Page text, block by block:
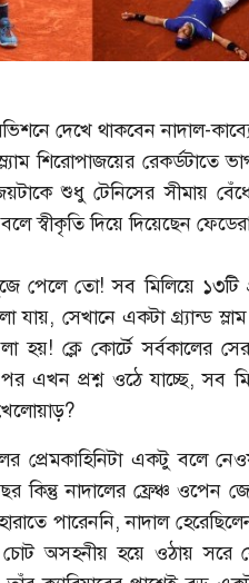
দেখে থাকবেন নাদাল-
শিরোপাজয়ের রেকর্ডটাতে
শুধু টেনিসের সীমায়
স্বীকৃতি দিয়ে দিয়েছেন
পেলে তো! সব মিলিয়ে ১৩টি
সেখানে একটা গ্র্যান্ড স্লাম
ক্লে কোর্টে সর্বকালের
এখন প্রশ্ন ওঠে যাচ্ছে, সব
প্রেমকাহিনিটা একটু বলে
কিন্তু নাদালের ফ্রেঞ্চ ওপেন
পারেননি, নাদাল
অসহনীয় হয়ে ওঠায় সরে